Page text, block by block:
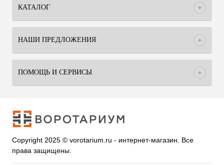
КАТАЛОГ
НАШИ ПРЕДЛОЖЕНИЯ
ПОМОЩЬ И СЕРВИСЫ
Copyright 2025 © vorotarium.ru - интернет-магазин. Все
права защищены.